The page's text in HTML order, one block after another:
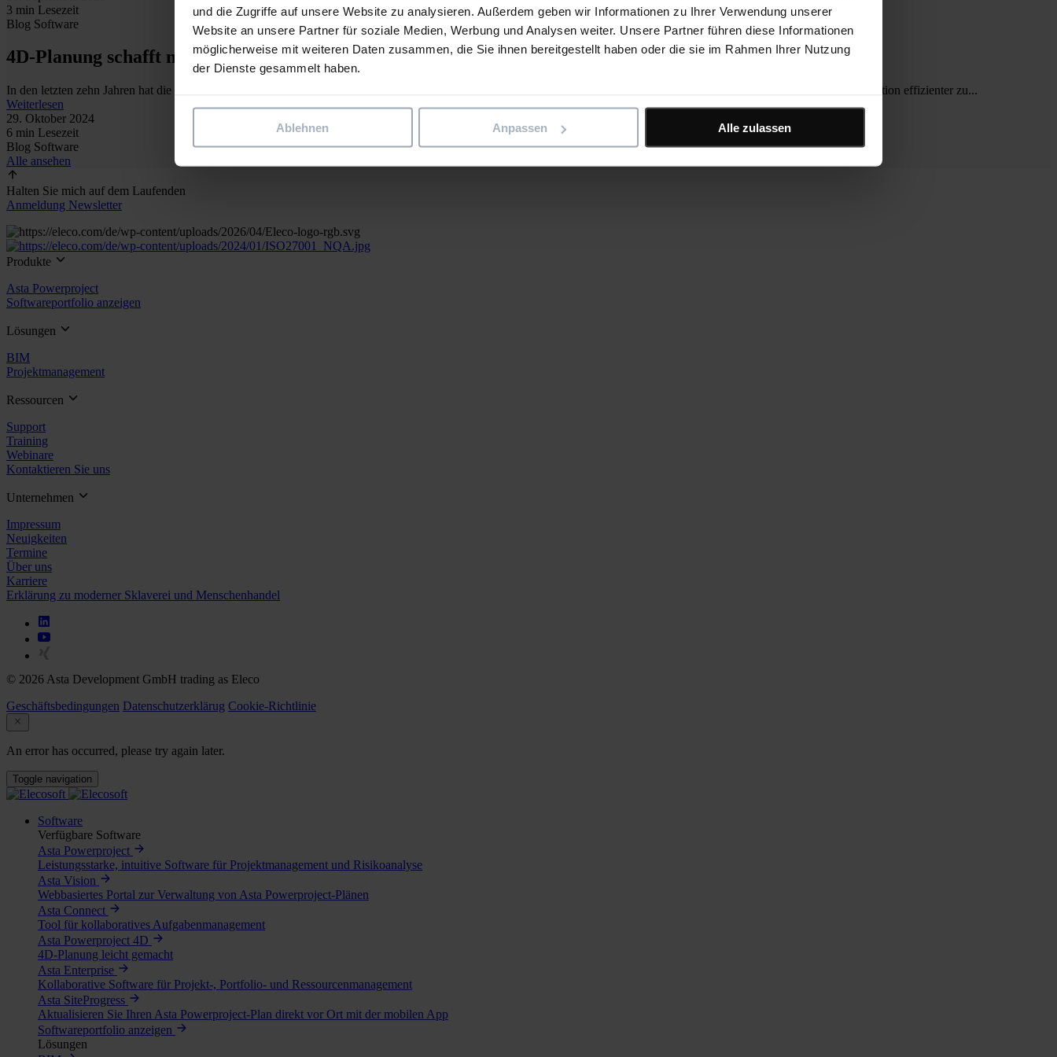
und die Zugriffe auf unsere Website zu analysieren. Außerdem geben wir Informationen zu Ihrer Verwendung unserer
Website an unsere Partner für soziale Medien, Werbung und Analysen weiter. Unsere Partner führen diese Informationen
möglicherweise mit weiteren Daten zusammen, die Sie ihnen bereitgestellt haben oder die sie im Rahmen Ihrer Nutzung
der Dienste gesammelt haben.
Ablehnen Anpassen Alle zulassen
3 min Lesezeit
Blog Software
4D-Planung schafft neuen Nutzen bei der Verwendung von BIM-Software
In den letzten zehn Jahren hat die Digitalisierung die Baubranche spürbar verändert. Unternehmen haben in neue IT-Software investiert, um die Projektplanung und Kommunikation effizienter zu...
Weiterlesen
29. Oktober 2024
6 min Lesezeit
Blog Software
Alle ansehen
Halten Sie mich auf dem Laufenden
Anmeldung Newsletter
Produkte
Asta Powerproject
Softwareportfolio anzeigen
Lösungen
BIM
Projektmanagement
Ressourcen
Support
Training
Webinare
Kontaktieren Sie uns
Unternehmen
Impressum
Neuigkeiten
Termine
Über uns
Karriere
Erklärung zu moderner Sklaverei und Menschenhandel
© 2026 Asta Development GmbH trading as Eleco
Geschäftsbedingungen Datenschutzerklärug Cookie-Richtlinie
An error has occurred, please try again later.
Toggle navigation
Software
Verfügbare Software
Asta Powerproject
Leistungsstarke, intuitive Software für Projektmanagement und Risikoanalyse
Asta Vision
Webbasiertes Portal zur Verwaltung von Asta Powerproject-Plänen
Asta Connect
Tool für kollaboratives Aufgabenmanagement
Asta Powerproject 4D
4D-Planung leicht gemacht
Asta Enterprise
Kollaborative Software für Projekt-, Portfolio- und Ressourcenmanagement
Asta SiteProgress
Aktualisieren Sie Ihren Asta Powerproject-Plan direkt vor Ort mit der mobilen App
Softwareportfolio anzeigen
Lösungen